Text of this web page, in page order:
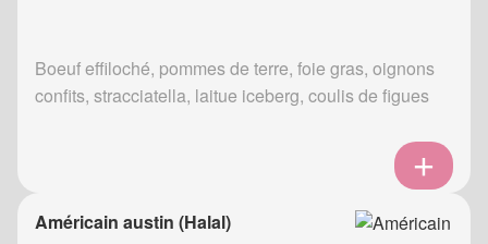
Boeuf effiloché, pommes de terre, foie gras, oignons
confits, stracciatella, laitue iceberg, coulis de figues
Américain austin (Halal)